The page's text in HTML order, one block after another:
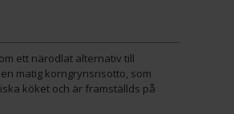
ett närodlat alternativ till
matig korngrynsrisotto, som
köket och är framställds på